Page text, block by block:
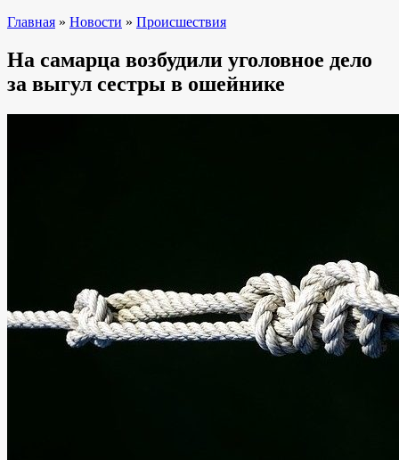
Главная » Новости » Происшествия
На самарца возбудили уголовное дело
за выгул сестры в ошейнике